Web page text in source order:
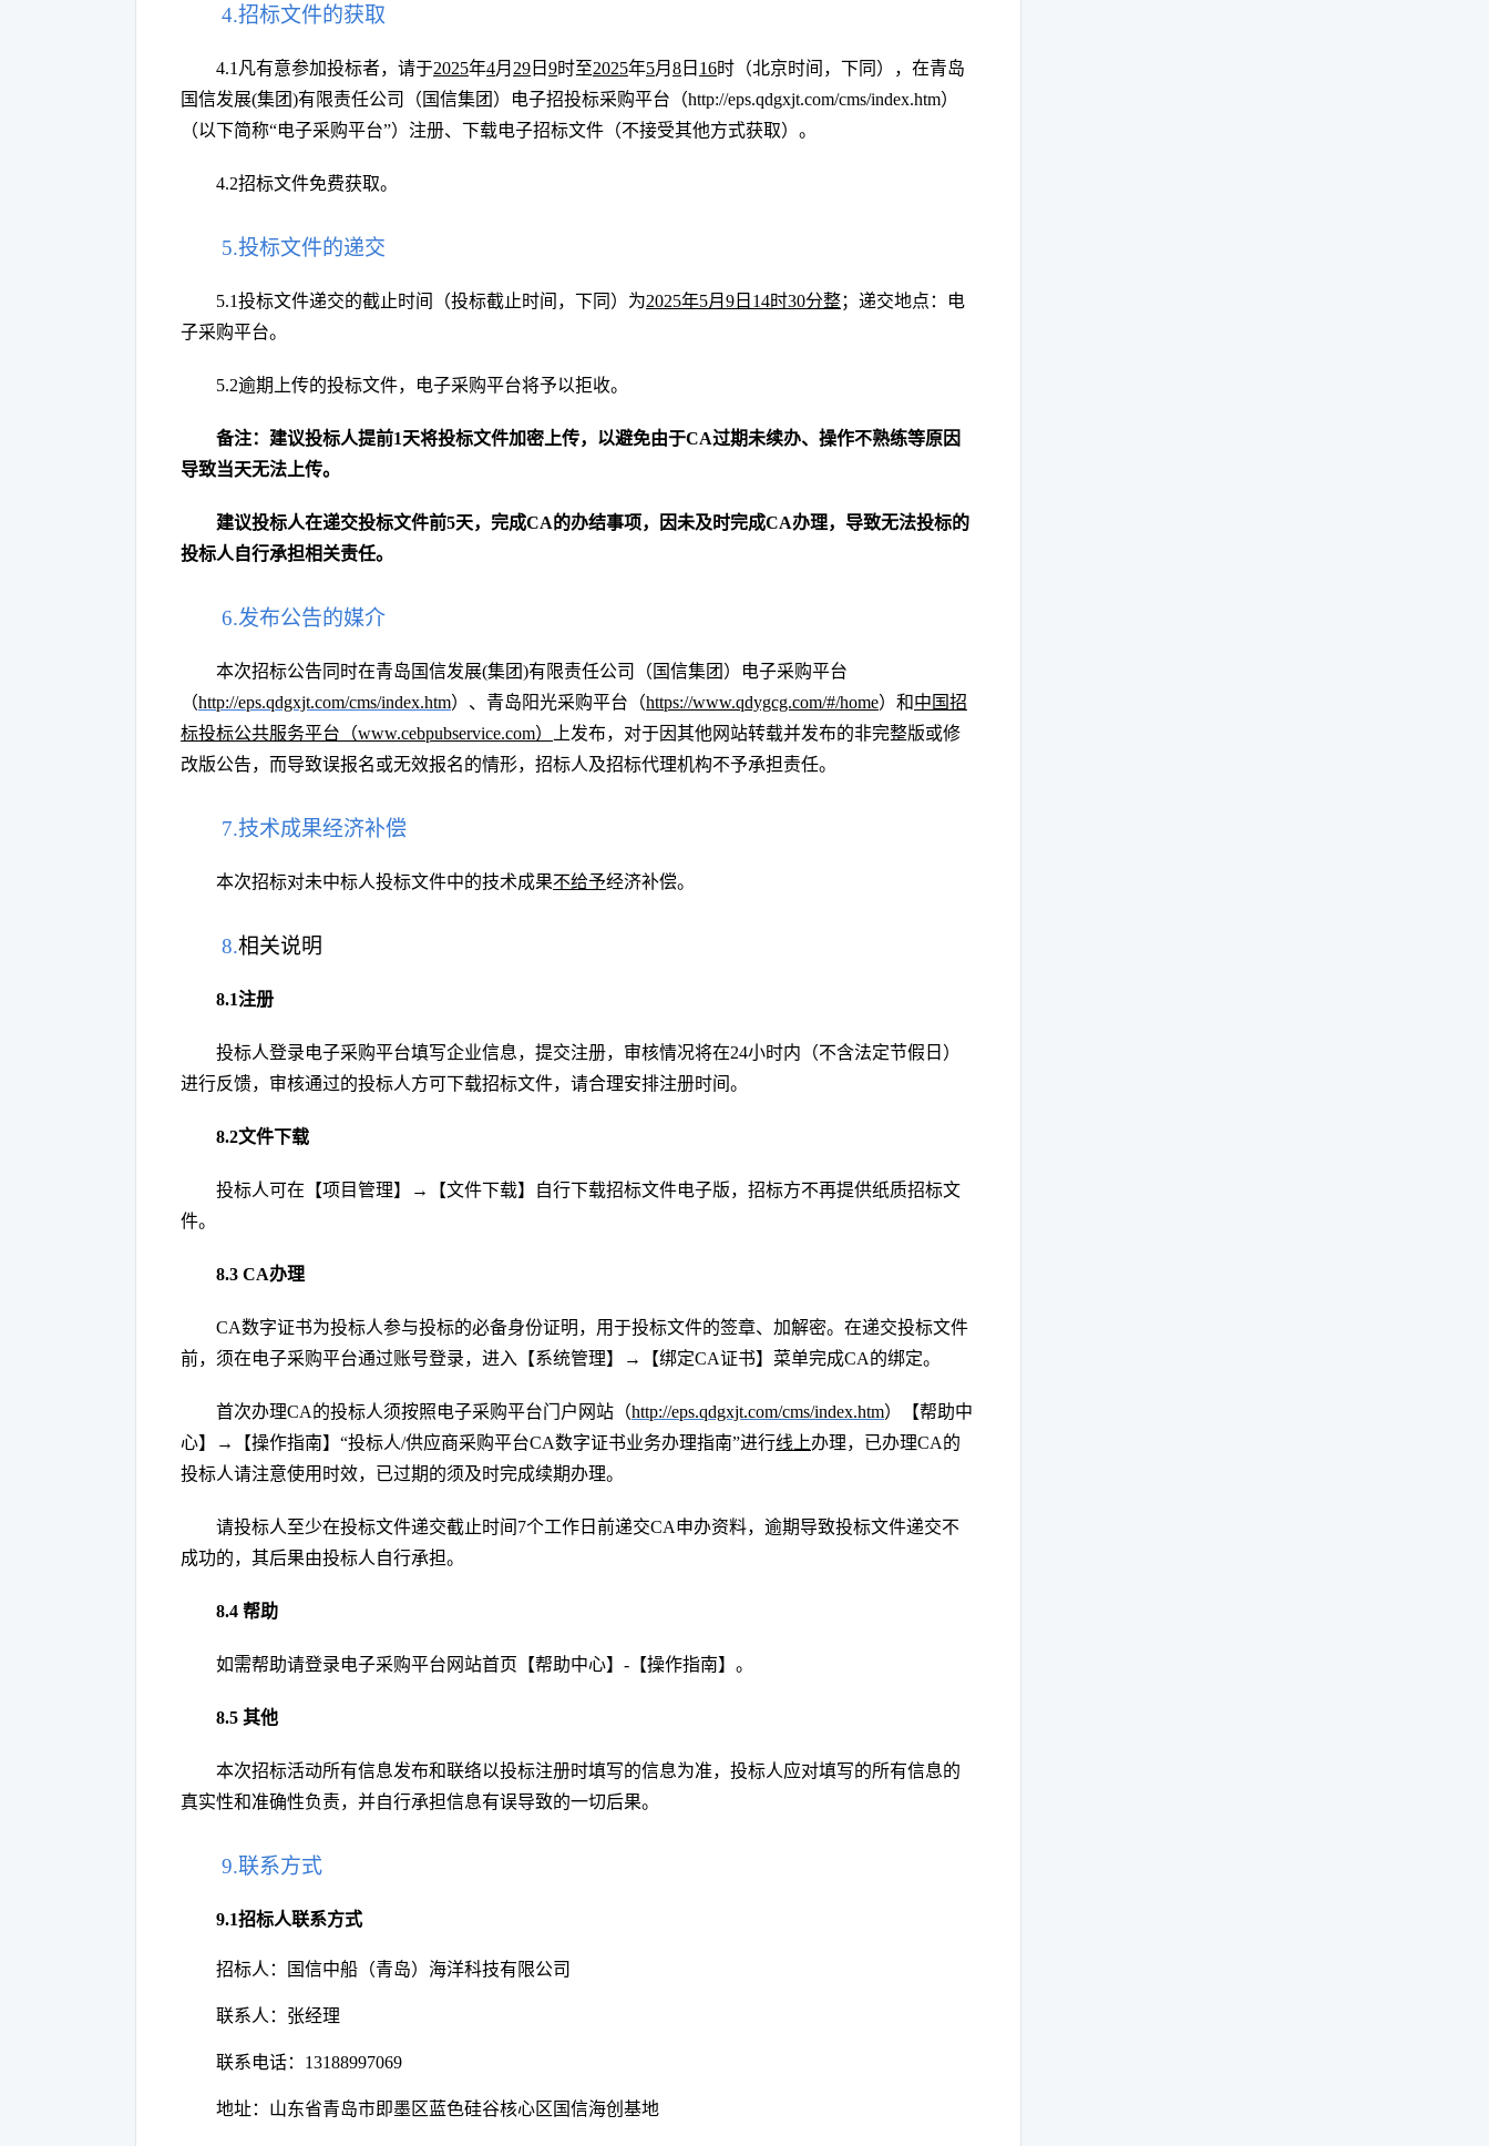
4.招标文件的获取
4.1凡有意参加投标者，请于2025年4月 29 日 9时至2025年5月 8 日 16时 （北京时间，下同），在青岛
国信发展(集团)有限责任公司（国信集团）电子招投标采购平台（http://eps.qdgxjt.com/cms/index.htm）
（以下简称“电子采购平台”）注册、下载电子招标文件（不接受其他方式获取）。
4.2招标文件免费获取。
5.投标文件的递交
5.1投标文件递交的截止时间（投标截止时间，下同）为2025年5月 9 日 14时30分整；递交地点：电
子采购平台。
5.2逾期上传的投标文件，电子采购平台将予以拒收。
备注：建议投标人提前1天将投标文件加密上传，以避免由于CA过期未续办、操作不熟练等原因
导致当天无法上传。
建议投标人在递交投标文件前5天，完成CA的办结事项，因未及时完成CA办理，导致无法投标的
投标人自行承担相关责任。
6.发布公告的媒介
本次招标公告同时在青岛国信发展(集团)有限责任公司（国信集团）
电子采购平台
（http://eps.qdgxjt.com/cms/index.htm）、青岛阳光采购平台（https://www.qdygcg.com/#/home） 和中国招
标投标公共服务平台（www.cebpubservice.com）
上发布，对于因其他网站转载并发布的非完整版或修
改版公告，而导致误报名或无效报名的情形，招标人及招标代理机构不予承担责任。
7.技术成果经济补偿
本次招标对未中标人投标文件中的技术成果不给予经济补偿。
8.相关说明
8.1注册
投标人登录电子采购平台填写企业信息，提交注册，审核情况将在24小时内（不含法定节假日）
进行反馈，审核通过的投标人方可下载招标文件，请合理安排注册时间。
8.2文件下载
投标人可在【项目管理】
→【文件下载】自行下载招标文件电子版，招标方不再提供纸质招标文
件。
8.3 CA办理
CA数字证书为投标人参与投标的必备身份证明，用于投标文件的签章、加解密。在递交投标文件
前，须在电子采购平台通过账号登录，进入【系统管理】→【绑定CA证书】菜单完成CA的绑定。
首次办理CA的投标人须按照电子采购平台门户网站（http://eps.qdgxjt.com/cms/index.htm）【帮助中
心】
→【操作指南】“投标人/供应商采购平台CA数字证书业务办理指南”进行线上办理，已办理CA的
投标人请注意使用时效，已过期的须及时完成续期办理。
请投标人至少在投标文件递交截止时间 7个工作日前递交CA申办资料，逾期导致投标文件递交不
成功的，其后果由投标人自行承担。
8.4 帮助
如需帮助请登录电子采购平台网站首页【帮助中心】 -【操作指南】。
8.5 其他
本次招标活动所有信息发布和联络以投标注册时填写的信息为准，投标人应对填写的所有信息的
真实性和准确性负责，并自行承担信息有误导致的一切后果。
9.联系方式
9.1招标人联系方式
招标人：国信中船（青岛）海洋科技有限公司
联系人：张经理
联系电话： 13188997069
地址：山东省青岛市即墨区蓝色硅谷核心区国信海创基地